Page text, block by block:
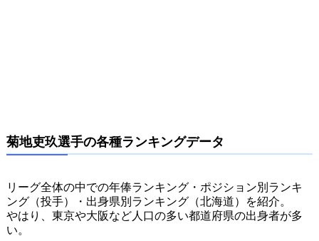
菊地吏玖選手の各種ランキングデータ
リーグ全体の中での年俸ランキング・ポジション別ランキ
ング（投手）・出身県別ランキング（北海道）を紹介。
やはり、東京や大阪など人口の多い都道府県の出身者が多
い。